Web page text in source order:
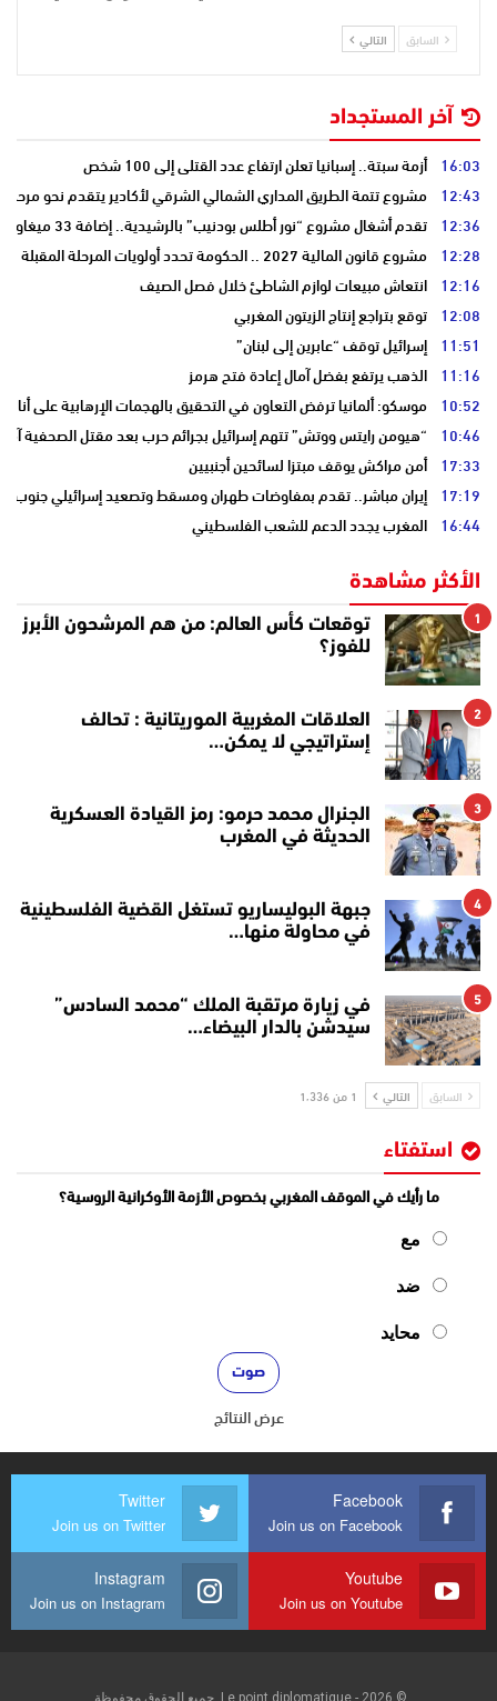
السابق التالي
آخر المستجداد
16:03 أزمة سبتة.. إسبانيا تعلن ارتفاع عدد القتلى إلى 100 شخص
12:43 مشروع تتمة الطريق المداري الشمالي الشرقي لأكادير يتقدم نحو مرحلة
12:36 تقدم أشغال مشروع “نور أطلس بودنيب” بالرشيدية.. إضافة 33 ميغاوات إلى الشبكة الوطنية
12:28 مشروع قانون المالية 2027 .. الحكومة تحدد أولويات المرحلة المقبلة
12:16 انتعاش مبيعات لوازم الشاطئ خلال فصل الصيف
12:08 توقع بتراجع إنتاج الزيتون المغربي
11:51 إسرائيل توقف “عابرين إلى لبنان”
11:16 الذهب يرتفع بفضل آمال إعادة فتح هرمز
10:52 موسكو: ألمانيا ترفض التعاون في التحقيق بالهجمات الإرهابية على
10:46 “هيومن رايتس ووتش” تتهم إسرائيل بجرائم حرب بعد مقتل الصحفية
17:33 أمن مراكش يوقف مبتزا لسائحين أجنبيين
17:19 إيران مباشر.. تقدم بمفاوضات طهران ومسقط وتصعيد إسرائيلي جنوب
16:44 المغرب يجدد الدعم للشعب الفلسطيني
الأكثر مشاهدة
1
توقعات كأس العالم: من هم المرشحون الأبرز
للفوز؟
2
العلاقات المغربية الموريتانية : تحالف
إستراتيجي لا يمكن…
3
الجنرال محمد حرمو: رمز القيادة العسكرية
الحديثة في المغرب
4
جبهة البوليساريو تستغل القضية الفلسطينية
في محاولة منها…
5
في زيارة مرتقبة الملك “محمد السادس”
سيدشن بالدار البيضاء…
السابق التالي 1 من 1٬336
استفتاء
ما رأيك في الموقف المغربي بخصوص الأزمة الأوكرانية الروسية؟
مع
ضد
محايد
عرض النتائج
Facebook
Join us on Facebook
Twitter
Join us on Twitter
Youtube
Join us on Youtube
Instagram
Join us on Instagram
© 2026 - Le point diplomatique. جميع الحقوق محفوظة.